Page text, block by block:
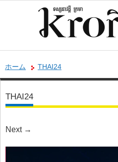
ホーム THAI24
THAI24
Next →